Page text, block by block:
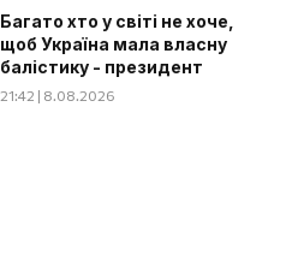
Багато хто у світі не хоче,
щоб Україна мала власну
балістику - президент
21:42 | 8.08.2026